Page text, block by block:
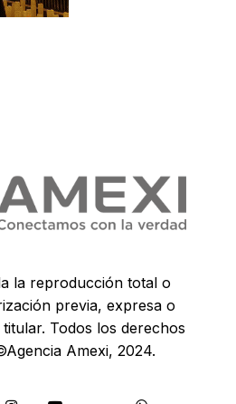
la reproducción total o
previa, expresa o
Todos los derechos
Amexi, 2024.